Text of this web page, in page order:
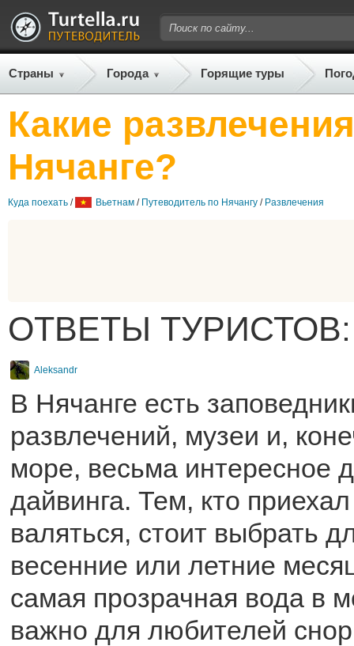
Страны Города Горящие туры
Какие
Нячанге?
Куда поехать / Вьетнам / Путеводитель по Нячангу / Развлечения
ОТВЕТЫ ТУРИСТОВ:
Aleksandr
В Нячанге есть
развлечений, музеи и,
море, весьма интересное
дайвинга. Тем, кто
валяться, стоит выбрать
весенние или летние
самая прозрачная вода в
важно для любителей